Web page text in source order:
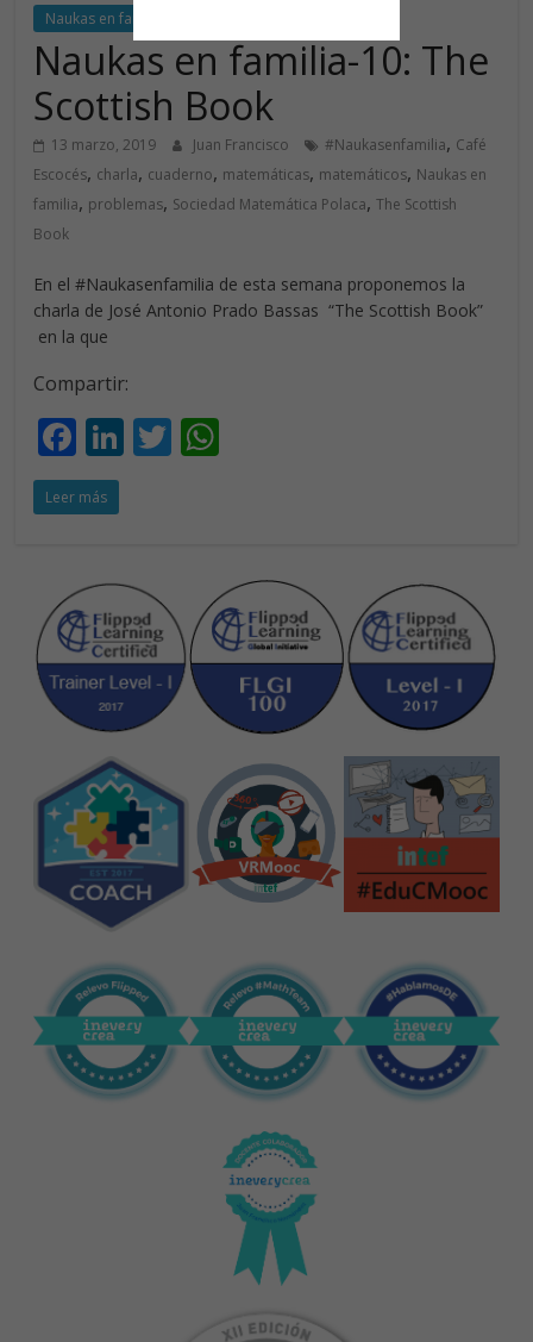
Naukas en familia
Naukas en familia-10: The
Scottish Book
13 marzo, 2019 Juan Francisco #Naukasenfamilia, Café
Escocés, charla, cuaderno, matemáticas, matemáticos, Naukas en
familia, problemas, Sociedad Matemática Polaca,The Scottish
Book
En el #Naukasenfamilia de esta semana proponemos la
charla de José Antonio Prado Bassas “The Scottish Book”
en la que
Compartir:
F
ac
e
o
o
k
Li
dI
n
T
A
p
p
Leer más